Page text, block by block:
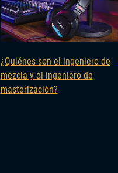
¿Quiénes son el ingeniero de
mezcla y el ingeniero de
masterización?